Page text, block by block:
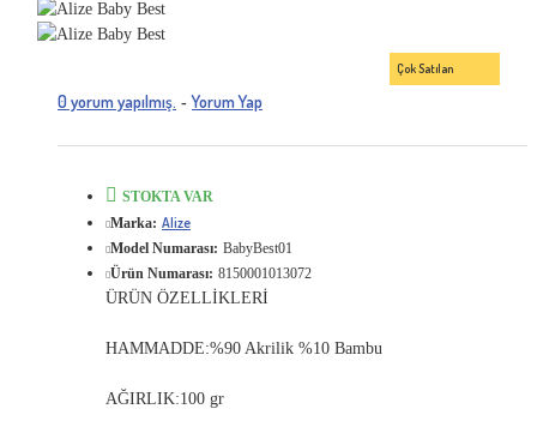
Çok Satılan
0 yorum yapılmış. - Yorum Yap
STOKTA VAR
Marka: Alize
Model Numarası: BabyBest01
Ürün Numarası: 8150001013072
ÜRÜN ÖZELLİKLERİ
HAMMADDE:%90 Akrilik %10 Bambu
AĞIRLIK:100 gr